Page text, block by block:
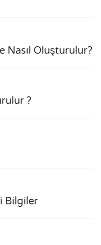
Nasıl Oluşturulur?
?
Bilgiler